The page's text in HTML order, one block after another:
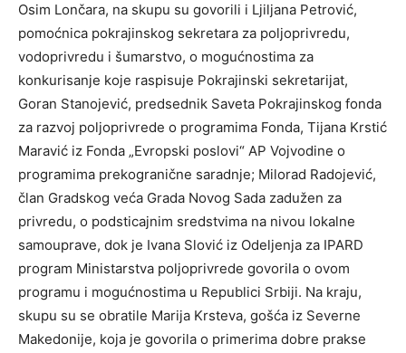
Osim Lončara, na skupu su govorili i Ljiljana Petrović,
pomoćnica pokrajinskog sekretara za poljoprivredu,
vodoprivredu i šumarstvo, o mogućnostima za
konkurisanje koje raspisuje Pokrajinski sekretarijat,
Goran Stanojević, predsednik Saveta Pokrajinskog fonda
za razvoj poljoprivrede o programima Fonda, Tijana Krstić
Maravić iz Fonda „Evropski poslovi“ AP Vojvodine o
programima prekogranične saradnje; Milorad Radojević,
član Gradskog veća Grada Novog Sada zadužen za
privredu, o podsticajnim sredstvima na nivou lokalne
samouprave, dok je Ivana Slović iz Odeljenja za IPARD
program Ministarstva poljoprivrede govorila o ovom
programu i mogućnostima u Republici Srbiji. Na kraju,
skupu su se obratile Marija Krsteva, gošća iz Severne
Makedonije, koja je govorila o primerima dobre prakse